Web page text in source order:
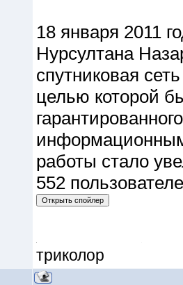
18 января 2011
Нурсултана
спутниковая
целью которой
работы стало
552
триколор